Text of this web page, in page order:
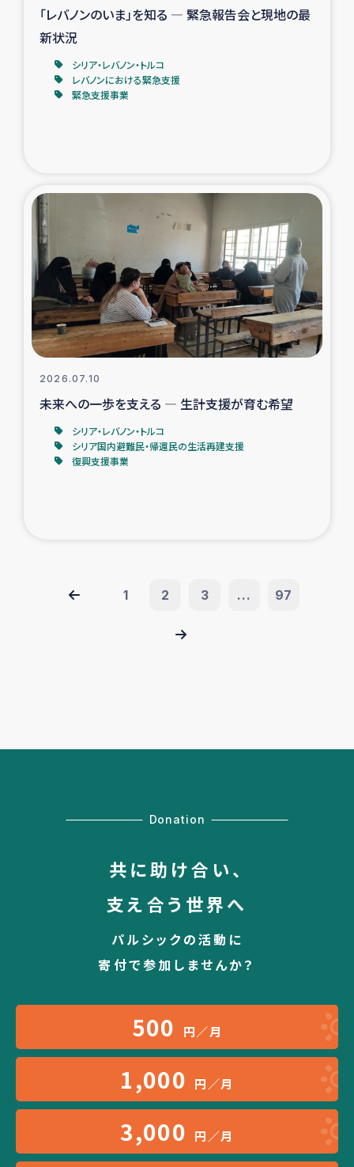
「レバノンのいま」を知る ― 緊急報告会と現地の最
新状況
シリア・レバノン・トルコ
レバノンにおける緊急支援
緊急支援事業
2026.07.10
未来への一歩を支える ― 生計支援が育む希望
シリア・レバノン・トルコ
シリア国内避難民・帰還民の生活再建支援
復興支援事業
1 2 3 ... 97
Donation
共に助け合い、
支え合う世界へ
パルシックの活動に
寄付で参加しませんか？
500 円／月
1,000 円／月
3,000 円／月